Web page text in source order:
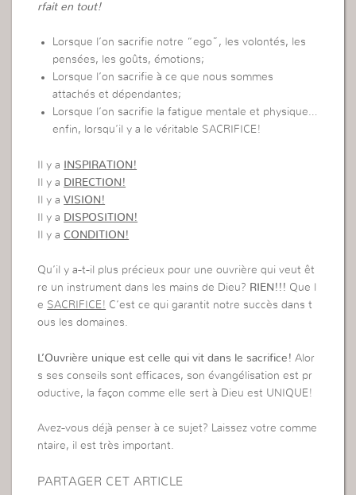
rfait en tout!
Lorsque l’on sacrifie notre “ego”, les volontés, les
pensées, les goûts, émotions;
Lorsque l’on sacrifie à ce que nous sommes
attachés et dépendantes;
Lorsque l’on sacrifie la fatigue mentale et physique…
enfin, lorsqu’il y a le véritable SACRIFICE!
Il y a INSPIRATION!
Il y a DIRECTION!
Il y aVISION!
Il y a DISPOSITION!
Il y a CONDITION!
Qu’il y a-t-il plus précieux pour une ouvrière qui veut êt
re un instrument dans les mains de Dieu? RIEN!!! Que l
e SACRIFICE! C’est ce qui garantit notre succès dans t
ous les domaines.
L’Ouvrière unique est celle qui vit dans le sacrifice! Alor
s ses conseils sont efficaces, son évangélisation est pr
oductive, la façon comme elle sert à Dieu est UNIQUE!
Avez-vous déjà penser à ce sujet? Laissez votre comme
ntaire, il est très important.
PARTAGER CET ARTICLE